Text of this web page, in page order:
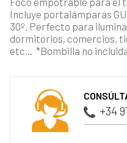
Incluye portalámparas
30º. Perfecto para
dormitorios, comercios,
etc... *Bombilla no
+34